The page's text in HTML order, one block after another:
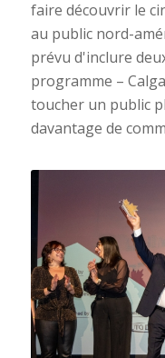
faire découvrir le
au public nord-
prévu d'inclure
programme –
toucher un public
davantage de